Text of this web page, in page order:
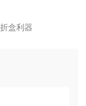
盒利器